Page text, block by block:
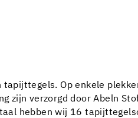
Op enkele
zijn verzorgd door Abeln
hebben wij 16